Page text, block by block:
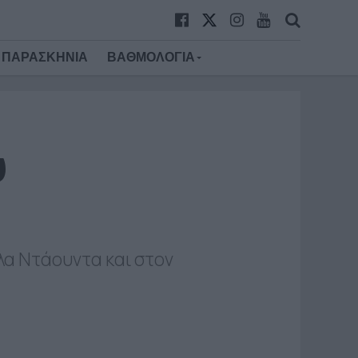
ΠΑΡΑΣΚΗΝΙΑ ΒΑΘΜΟΛΟΓΙΑ
Ντάουντα και στον